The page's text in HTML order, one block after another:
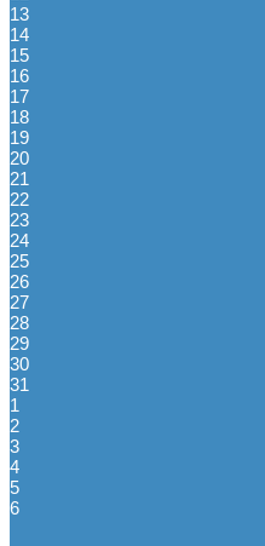
13
14
15
16
17
18
19
20
21
22
23
24
25
26
27
28
29
30
31
1
2
3
4
5
6